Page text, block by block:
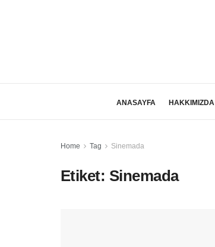
ANASAYFA HAKKIMIZDA
Home Tag Sinemada
Etiket: Sinemada